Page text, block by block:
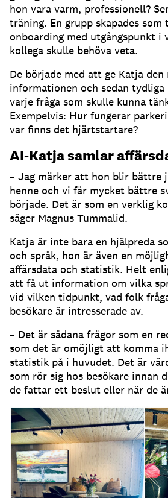
hon vara varm, professionell?
träning. En grupp skapades som
onboarding med utgångspunkt i
kollega skulle behöva veta.
De började med att ge Katja
informationen och sedan
varje fråga som skulle kunna
Exempelvis: Hur fungerar
var finns det hjärtstartare?
AI-Katja samlar
– Jag märker att hon blir bättre
henne och vi får mycket bättre
började. Det är som en verklig
säger Magnus Tummalid.
Katja är inte bara en hjälpreda
och språk, hon är även en
affärsdata och statistik. Helt
att få ut information om vilka
vid vilken tidpunkt, vad folk
besökare är intresserade av.
– Det är sådana frågor som en
som det är omöjligt att komma
statistik på i huvudet. Det är
som rör sig hos besökare innan
de fattar ett beslut eller när de